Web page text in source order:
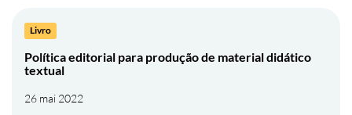
Livro
Política editorial para produção de material didático
textual
26 mai 2022